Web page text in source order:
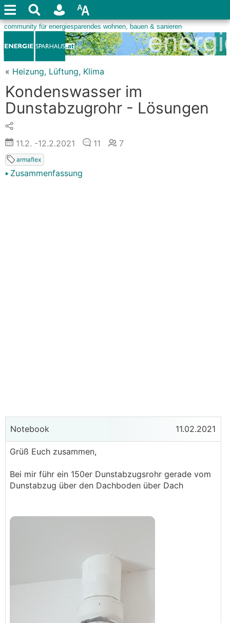
« Heizung, Lüftung, Klima
Kondenswasser im
Dunstabzugrohr - Lösungen
11.2. -12.2.2021 11 7
armaflex
Zusammenfassung
Notebook 11.02.2021
Grüß Euch zusammen,
Bei mir führ ein 150er Dunstabzugsrohr gerade vom
Dunstabzug über den Dachboden über Dach